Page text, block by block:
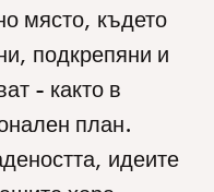
място, където
подкрепяни и
- както в
план.
идеите